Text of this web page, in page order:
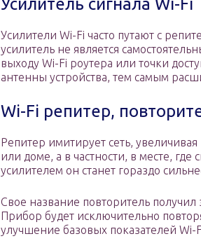
Усилитель сигнала Wi-Fi
Усилители Wi-Fi часто путают с
усилитель не является
выходу Wi-Fi роутера или точки
антенны устройства, тем самым
Wi-Fi репитер,
Репитер имитирует сеть,
или доме, а в частности, в месте, где
усилителем он станет гораздо
Свое название повторитель
Прибор будет исключительно
улучшение базовых показателей Wi-